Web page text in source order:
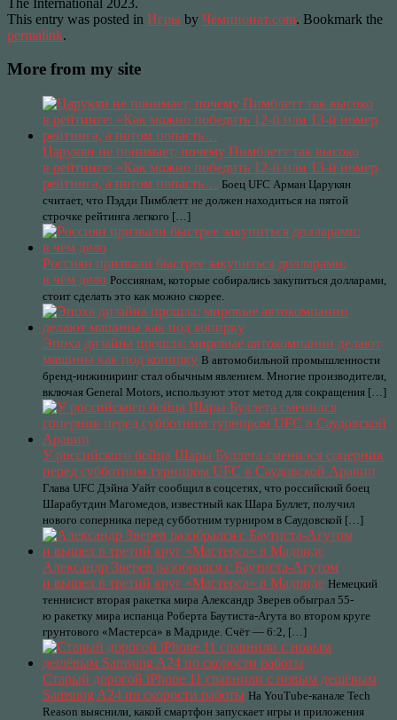
This entry was posted in Игры by Чемпионат.com. Bookmark the
permalink.
More from my site
Царукян не понимает, почему Пимблетт так высоко
в рейтинге: «Как можно победить 12-й или 13-й номер
рейтинга, а потом попасть… Боец UFC Арман Царукян
считает, что Пэдди Пимблетт не должен находиться на пятой
строчке рейтинга легкого […]
Россиян призвали быстрее закупиться долларами:
в чём дело Россиянам, которые собирались закупиться долларами,
стоит сделать это как можно скорее.
Эпоха дизайна прошла: мировые автокомпании делают
машины как под копирку В автомобильной промышленности
бренд-инжиниринг стал обычным явлением. Многие производители,
включая General Motors, используют этот метод для сокращения […]
У российского бойца Шары Буллета сменился соперник
перед субботним турниром UFC в Саудовской Аравии
Глава UFC Дэйна Уайт сообщил в соцсетях, что российский боец
Шарабутдин Магомедов, известный как Шара Буллет, получил
нового соперника перед субботним турниром в Саудовской […]
Александр Зверев разобрался с Баутиста-Агутом
и вышел в третий круг «Мастерса» в Мадриде Немецкий
теннисист вторая ракетка мира Александр Зверев обыграл 55-
ю ракетку мира испанца Роберта Баутиста-Агута во втором круге
грунтового «Мастерса» в Мадриде. Счёт — 6:2, […]
Старый дорогой iPhone 11 сравнили с новым дешёвым
Samsung A24 по скорости работы На YouTube-канале Tech
Reason выяснили, какой смартфон запускает игры и приложения